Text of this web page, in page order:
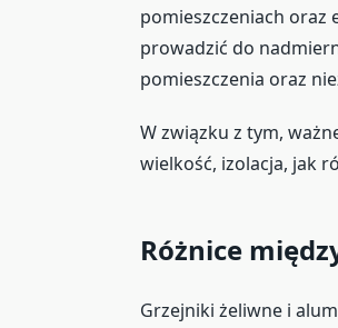
pomieszczeniach oraz
prowadzić do
pomieszczenia oraz
W związku z tym,
wielkość, izolacja, jak
Różnice
Grzejniki żeliwne i